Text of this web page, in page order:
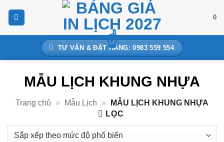
0
TƯ VẤN & ĐẶT HÀNG: 0983 559 554
MẪU LỊCH KHUNG NHỰA
Trang chủ » Mẫu Lịch »
MẪU LỊCH KHUNG NHỰA
LỌC